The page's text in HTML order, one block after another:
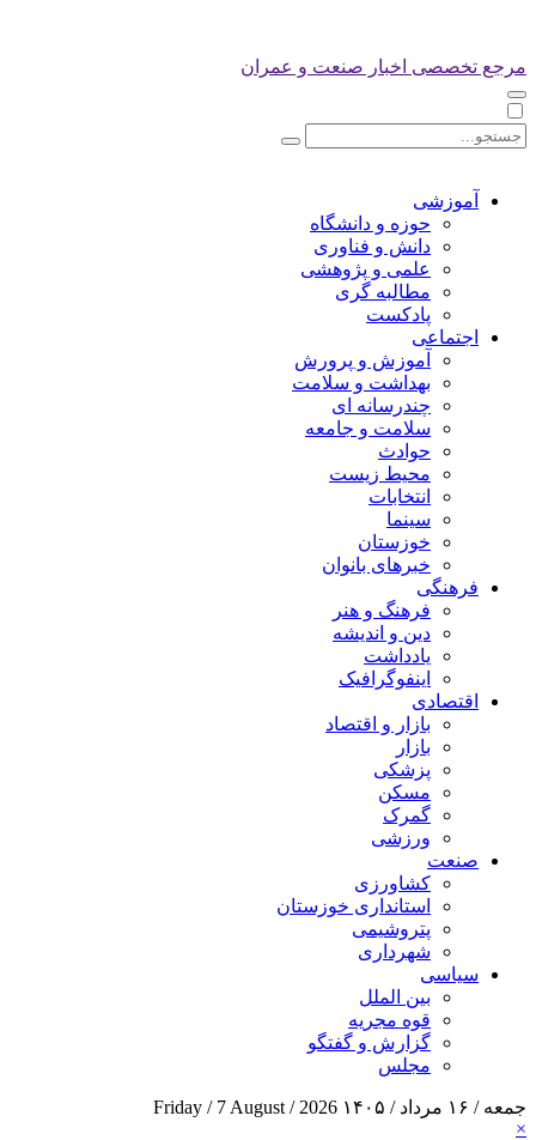
مرجع تخصصی اخبار صنعت و عمران
آموزشی
حوزه و دانشگاه
دانش و فناوری
علمی و پژوهشی
مطالبه گری
پادکست
اجتماعی
آموزش و پرورش
بهداشت و سلامت
چندرسانه ای
سلامت و جامعه
حوادث
محیط زیست
انتخابات
سینما
خوزستان
خبرهای بانوان
فرهنگی
فرهنگ و هنر
دین و اندیشه
یادداشت
اینفوگرافیک
اقتصادی
بازار و اقتصاد
بازار
پزشکی
مسکن
گمرک
ورزشی
صنعت
کشاورزی
استانداری خوزستان
پتروشیمی
شهرداری
سیاسی
بین الملل
قوه مجریه
گزارش و گفتگو
مجلس
جمعه / ۱۶ مرداد / ۱۴۰۵
Friday / 7 August / 2026
×